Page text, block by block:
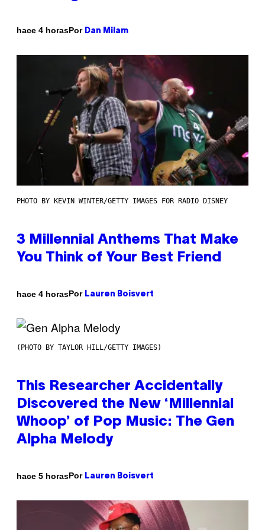
hace 4 horasPor Dan Milam
PHOTO BY KEVIN WINTER/GETTY IMAGES FOR RADIO DISNEY
3 Millennial Anthems That Make
You Think of Your Best Friend
hace 4 horasPor Lauren Boisvert
(PHOTO BY TAYLOR HILL/GETTY IMAGES)
This Researcher Accidentally
Discovered the New ‘Millennial
Whoop’ of Pop Music: The Gen
Alpha Melody
hace 5 horasPor Lauren Boisvert